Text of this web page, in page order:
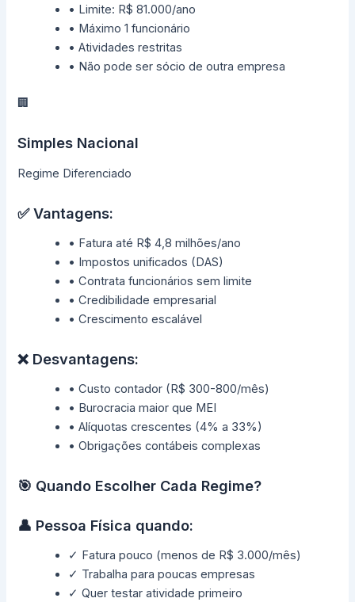
• Limite: R$ 81.000/ano
• Máximo 1 funcionário
• Atividades restritas
• Não pode ser sócio de outra empresa
🏢
Simples Nacional
Regime Diferenciado
✅ Vantagens:
• Fatura até R$ 4,8 milhões/ano
• Impostos unificados (DAS)
• Contrata funcionários sem limite
• Credibilidade empresarial
• Crescimento escalável
❌ Desvantagens:
• Custo contador (R$ 300-800/mês)
• Burocracia maior que MEI
• Alíquotas crescentes (4% a 33%)
• Obrigações contábeis complexas
🎯 Quando Escolher Cada Regime?
👤 Pessoa Física quando:
✓ Fatura pouco (menos de R$ 3.000/mês)
✓ Trabalha para poucas empresas
✓ Quer testar atividade primeiro